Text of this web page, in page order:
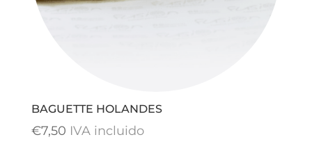
BAGUETTE HOLANDES
€7,50 IVA incluido